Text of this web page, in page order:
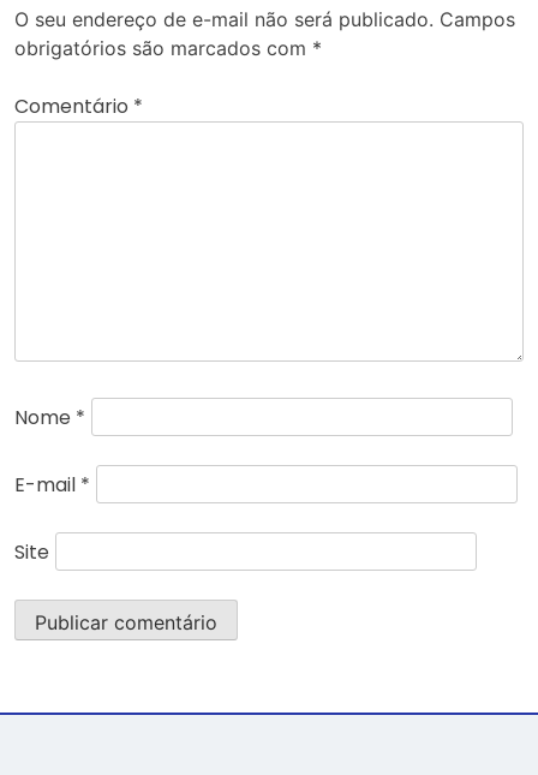
O seu endereço de e-mail não será publicado. Campos
obrigatórios são marcados com *
Comentário *
Nome *
E-mail *
Site